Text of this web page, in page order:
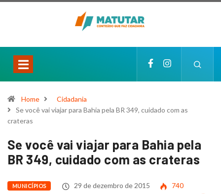
Home
Cidadania
Se você vai viajar para Bahia pela BR 349, cuidado com as
crateras
Se você vai viajar para Bahia pela
BR 349, cuidado com as crateras
MUNICÍPIOS 29 de dezembro de 2015 740